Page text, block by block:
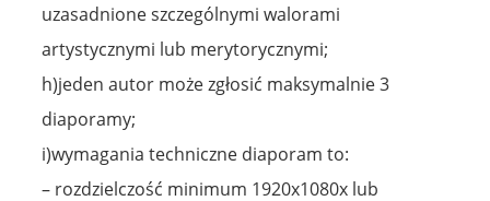
uzasadnione szczególnymi walorami
artystycznymi lub merytorycznymi;
h)jeden autor może zgłosić maksymalnie 3
diaporamy;
i)wymagania techniczne diaporam to:
– rozdzielczość minimum 1920x1080x lub